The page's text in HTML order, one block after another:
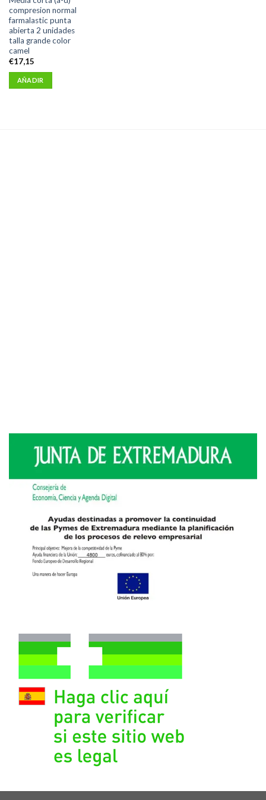
compresion normal
farmalastic punta
abierta 2 unidades
talla grande color
camel
€17,15
AÑADIR